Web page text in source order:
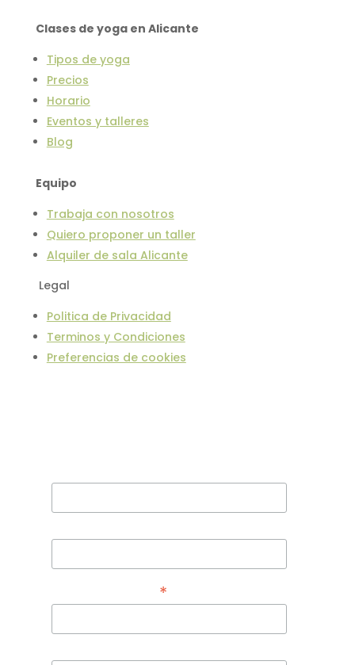
Clases de yoga en Alicante
Tipos de yoga
Precios
Horario
Eventos y talleres
Blog
Equipo
Trabaja con nosotros
Quiero proponer un taller
Alquiler de sala Alicante
Legal
Politica de Privacidad
Terminos y Condiciones
Preferencias de cookies
*